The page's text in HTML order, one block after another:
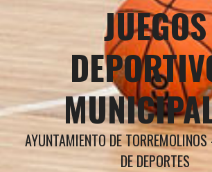
JUEGOS
AYUNTAMIENTO DE
DE DEPORTES